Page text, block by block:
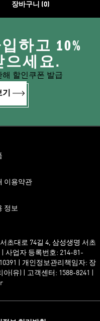
장바구니 (0)
하고 10%
으세요.
할인쿠폰 발급
이용약관
정보
초대로 74길 4, 삼성생명 서초
사업자 등록번호: 214-81-
| 개인정보관리책임자: 장
(유) | 고객센터: 1588-8241 |